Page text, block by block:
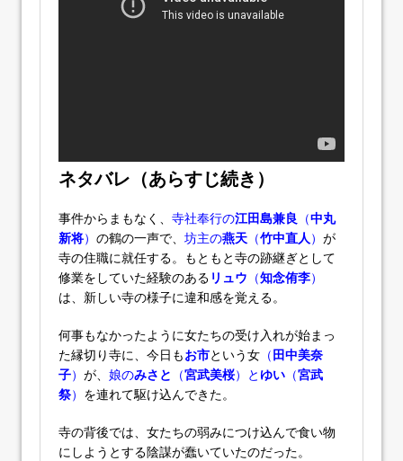
ネタバレ（あらすじ続き）
事件からまもなく、 寺社奉行の江田島兼良 （中丸
新将） の鶴の一声で、 坊主の燕天 （竹中直人） が
寺の住職に就任する。もともと寺の跡継ぎとして
修業をしていた経験のある リュウ （知念侑李）
は、新しい寺の様子に違和感を覚える。
何事もなかったように女たちの受け入れが始まっ
た縁切り寺に、今日もお市という女 （田中美奈
子） が、 娘のみさと （宮武美桜）と ゆい （宮武
祭） を連れて駆け込んできた。
寺の背後では、女たちの弱みにつけ込んで食い物
にしようとする陰謀が蠢いていたのだった。